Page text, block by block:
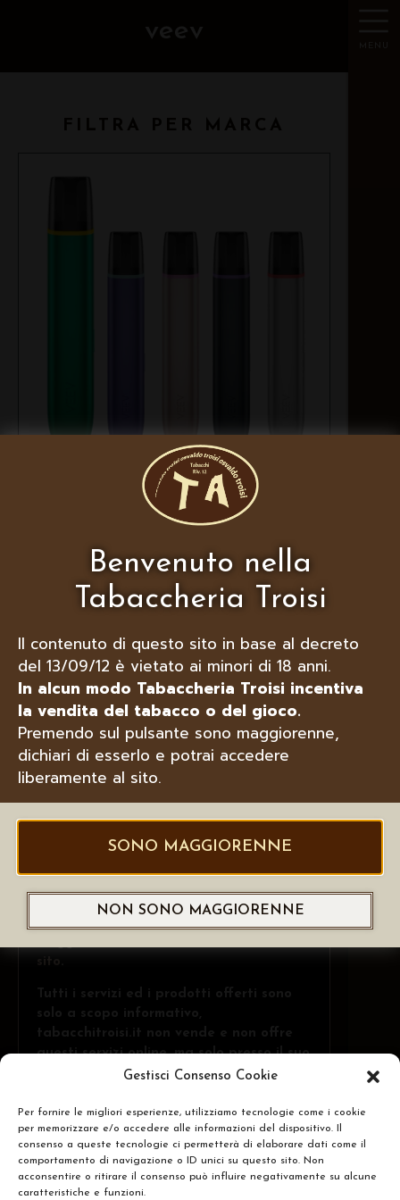
Gestisci Consenso Cookie
Per fornire le migliori esperienze, utilizziamo tecnologie come i cookie
per memorizzare e/o accedere alle informazioni del dispositivo. Il
consenso a queste tecnologie ci permetterà di elaborare dati come il
comportamento di navigazione o ID unici su questo sito. Non
acconsentire o ritirare il consenso può influire negativamente su alcune
caratteristiche e funzioni.
CERCA
VEEV ONE SIGARETTA
ELETTRONICA
Se visualizzi correttamente questa
sito
questi servizi online, ma solo presso il suo
punto vendita fisico ed ai +18 anni.
Troisi Osvaldo • Via Belvedere, 1 - 84091 -
Battipaglia (SA)
N.Rea: SA-437591 • P.IVA: IT05332240653
Benvenuto nella
Tabaccheria Troisi
Il contenuto di questo sito in base al decreto
del 13/09/12 è vietato ai minori di 18 anni.
In alcun modo Tabaccheria Troisi incentiva
la vendita del tabacco o del gioco.
Premendo sul pulsante sono maggiorenne,
dichiari di esserlo e potrai accedere
liberamente al sito.
SONO MAGGIORENNE
NON SONO MAGGIORENNE